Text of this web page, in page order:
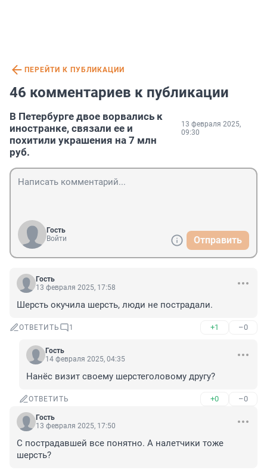
ПЕРЕЙТИ К ПУБЛИКАЦИИ
46 комментариев к публикации
В Петербурге двое ворвались к
иностранке, связали ее и
похитили украшения на 7 млн
руб.
13 февраля 2025,
09:30
Гость
Войти
Отправить
Гость
13 февраля 2025, 17:58
Шерсть окучила шерсть, люди не пострадали.
ОТВЕТИТЬ 1 +1 –0
Гость
14 февраля 2025, 04:35
Нанёс визит своему шерстеголовому другу?
ОТВЕТИТЬ +0 –0
Гость
13 февраля 2025, 17:50
С пострадавшей все понятно. А налетчики тоже
шерсть?